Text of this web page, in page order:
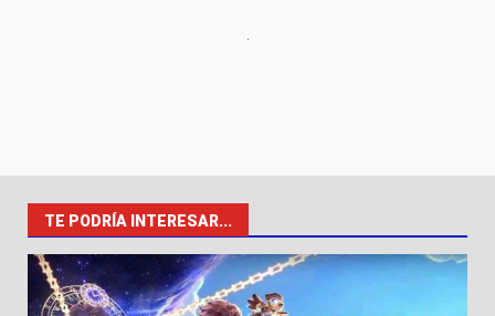
TE PODRÍA INTERESAR...